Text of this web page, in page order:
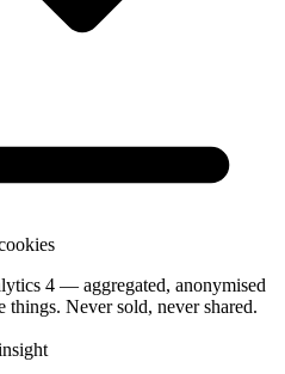
4 — aggregated, anonymised
things. Never sold, never shared.